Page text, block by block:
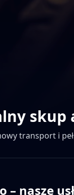
skup
transport i
– nasze